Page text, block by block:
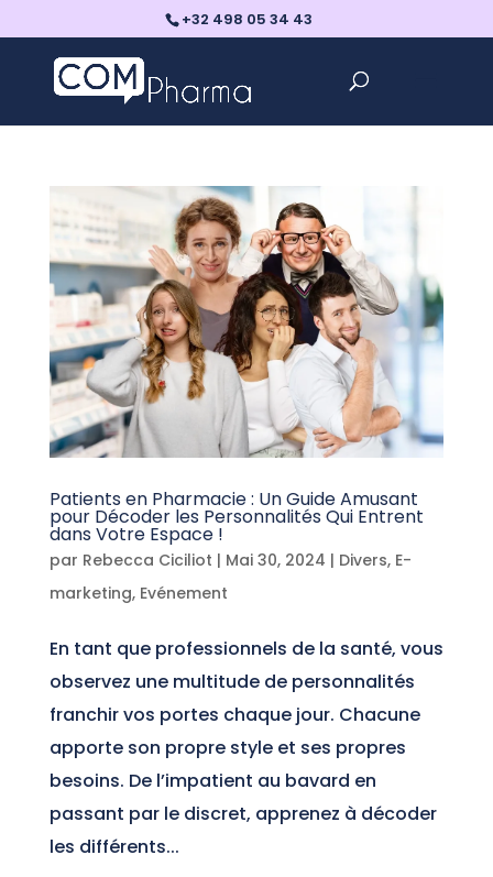
+32 498 05 34 43
Patients en Pharmacie : Un Guide Amusant
pour Décoder les Personnalités Qui Entrent
dans Votre Espace !
par Rebecca Ciciliot | Mai 30, 2024 | Divers, E-
marketing, Evénement
En tant que professionnels de la santé, vous
observez une multitude de personnalités
franchir vos portes chaque jour. Chacune
apporte son propre style et ses propres
besoins. De l’impatient au bavard en
passant par le discret, apprenez à décoder
les différents...